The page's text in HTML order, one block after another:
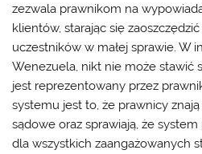
zezwala prawnikom na
klientów, starając się
uczestników w małej sprawie. W
Wenezuela, nikt nie może stawić
jest reprezentowany przez
systemu jest to, że prawnicy
sądowe oraz sprawiają, że
dla wszystkich zaangażowanych